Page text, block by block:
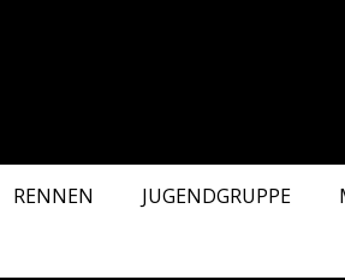
RENNEN JUGENDGRUPPE